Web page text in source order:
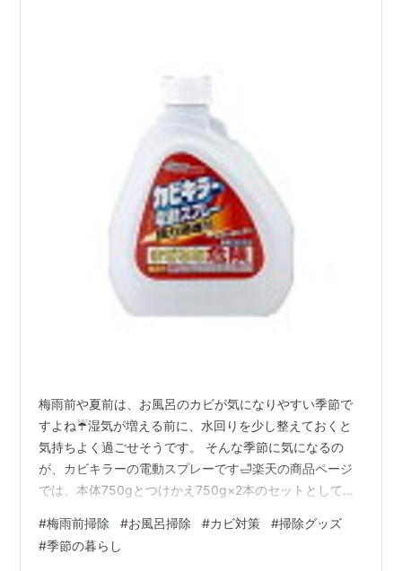
梅雨前や夏前は、お風呂のカビが気になりやすい季節で
すよね☔️湿気が増える前に、水回りを少し整えておくと
気持ちよく過ごせそうです。 そんな季節に気になるの
が、カビキラーの電動スプレーです🛁楽天の商品ページ
では、本体750gとつけかえ750g×2本のセットとして紹
ーする時の手の負担を減らしやすそうです✨浴室の壁や
床、ゴムパッキンまわりなど、気になる場所のカビ対策
#梅雨前掃除 #お風呂掃除 #カビ対策 #掃除グッズ
#季節の暮らし